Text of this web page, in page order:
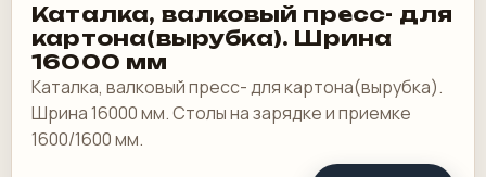
Каталка, валковый пресс- для
картона(вырубка). Шрина
16000 мм
Каталка, валковый пресс- для картона(вырубка).
Шрина 16000 мм. Столы на зарядке и приемке
1600/1600 мм.